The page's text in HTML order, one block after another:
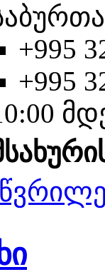
+995
+995